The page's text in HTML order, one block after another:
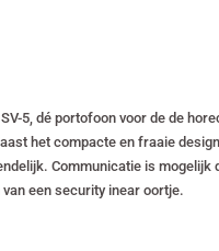
5, dé portofoon voor de de
het compacte en fraaie
Communicatie is mogelijk
een security inear oortje.